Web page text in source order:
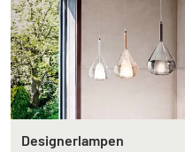
Designerlampen